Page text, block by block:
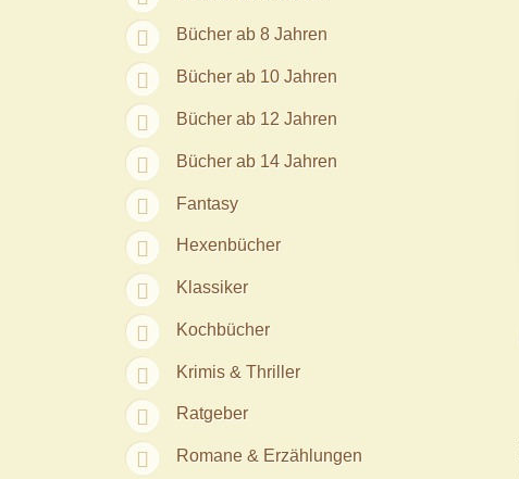
Bücher ab 8 Jahren
Bücher ab 10 Jahren
Bücher ab 12 Jahren
Bücher ab 14 Jahren
Fantasy
Hexenbücher
Klassiker
Kochbücher
Krimis & Thriller
Ratgeber
Romane & Erzählungen